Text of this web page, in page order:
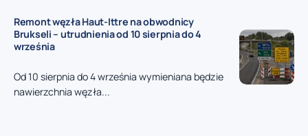
Remont węzła Haut-Ittre na obwodnicy
Brukseli – utrudnienia od 10 sierpnia do 4
września
Od 10 sierpnia do 4 września wymieniana będzie
nawierzchnia węzła...